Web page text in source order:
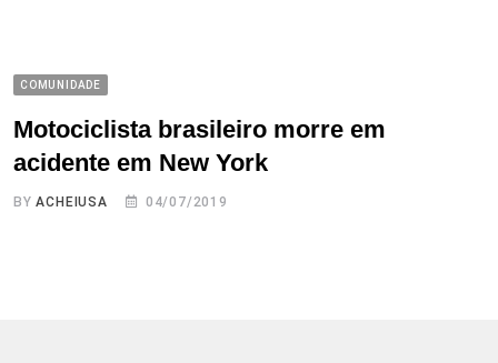
COMUNIDADE
Motociclista brasileiro morre em
acidente em New York
BYACHEIUSA 04/07/2019